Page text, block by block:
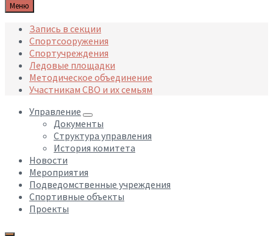
Меню
Запись в секции
Спортсооружения
Спортучреждения
Ледовые площадки
Методическое объединение
Участникам СВО и их семьям
Управление
Документы
Структура управления
История комитета
Новости
Мероприятия
Подведомственные учреждения
Спортивные объекты
Проекты